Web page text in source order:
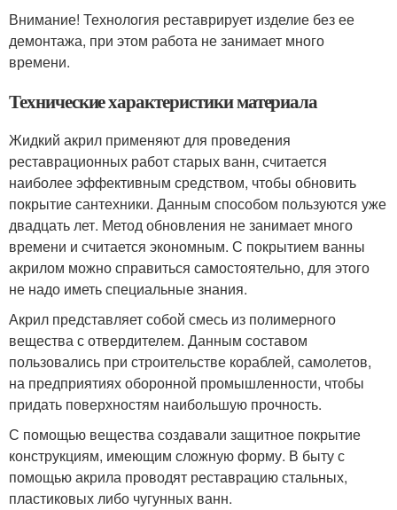
Внимание! Технология реставрирует изделие без ее
демонтажа, при этом работа не занимает много
времени.
Технические характеристики материала
Жидкий акрил применяют для проведения
реставрационных работ старых ванн, считается
наиболее эффективным средством, чтобы обновить
покрытие сантехники. Данным способом пользуются уже
двадцать лет. Метод обновления не занимает много
времени и считается экономным. С покрытием ванны
акрилом можно справиться самостоятельно, для этого
не надо иметь специальные знания.
Акрил представляет собой смесь из полимерного
вещества с отвердителем. Данным составом
пользовались при строительстве кораблей, самолетов,
на предприятиях оборонной промышленности, чтобы
придать поверхностям наибольшую прочность.
С помощью вещества создавали защитное покрытие
конструкциям, имеющим сложную форму. В быту с
помощью акрила проводят реставрацию стальных,
пластиковых либо чугунных ванн.